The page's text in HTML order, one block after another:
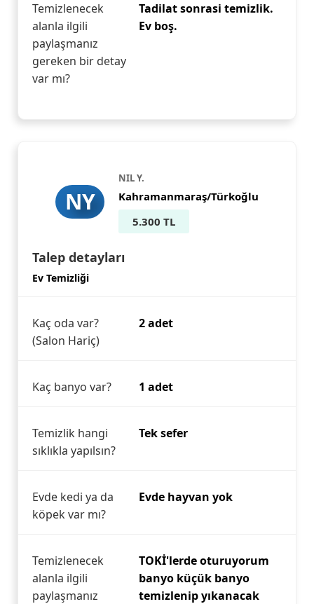
Temizlenecek
alanla ilgili
paylaşmanız
gereken bir detay
var mı?
Tadilat sonrasi temizlik.
Ev boş.
NY
NIL Y.
Kahramanmaraş/Türkoğlu
5.300 TL
Talep detayları
Ev Temizliği
Kaç oda var?
(Salon Hariç)
2 adet
Kaç banyo var? 1 adet
Temizlik hangi
sıklıkla yapılsın?
Tek sefer
Evde kedi ya da
köpek var mı?
Evde hayvan yok
Temizlenecek
alanla ilgili
paylaşmanız
TOKİ'lerde oturuyorum
banyo küçük banyo
temizlenip yıkanacak